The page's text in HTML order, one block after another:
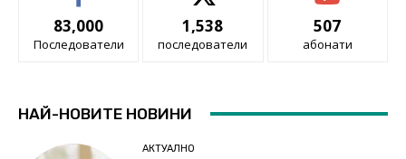
83,000
Последователи
1,538
последователи
507
абонати
НАЙ-НОВИТЕ НОВИНИ
АКТУАЛНО